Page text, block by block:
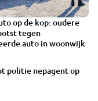
op de kop: oudere
tegen
auto in woonwijk
politie nepagent op